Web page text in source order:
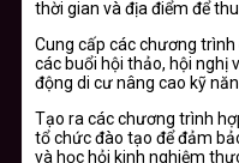
thời gian và địa điểm để
Cung cấp các chương
các buổi hội thảo, hội nghị
động di cư nâng cao kỹ
Tạo ra các chương trình
tổ chức đào tạo để đảm
và học hỏi kinh nghiệm